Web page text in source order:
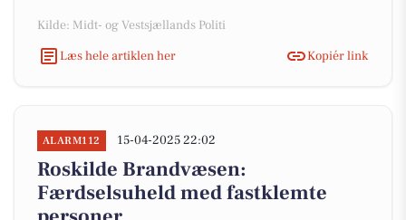
Kilde: Midt- og Vestsjællands Politi
Læs hele artiklen her
Kopiér link
ALARM112 15-04-2025 22:02
Roskilde Brandvæsen:
Færdselsuheld med fastklemte